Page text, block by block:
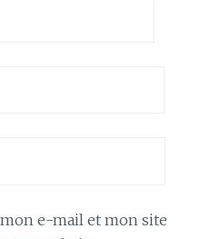
e-mail et mon site